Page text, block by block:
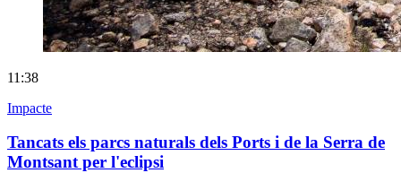
11:38
Impacte
Tancats els parcs naturals dels Ports i de la Serra de
Montsant per l'eclipsi